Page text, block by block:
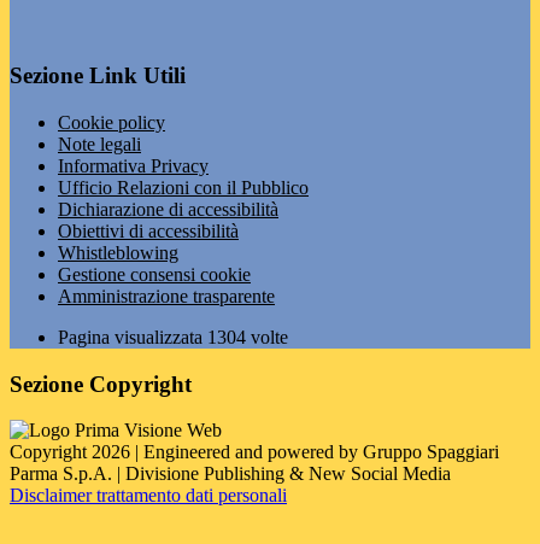
Sezione Link Utili
Cookie policy
Note legali
Informativa Privacy
Ufficio Relazioni con il Pubblico
Dichiarazione di accessibilità
Obiettivi di accessibilità
Whistleblowing
Gestione consensi cookie
Amministrazione trasparente
Pagina visualizzata 1304 volte
Sezione Copyright
Copyright 2026 | Engineered and powered by Gruppo Spaggiari
Parma S.p.A. | Divisione Publishing & New Social Media
Disclaimer trattamento dati personali